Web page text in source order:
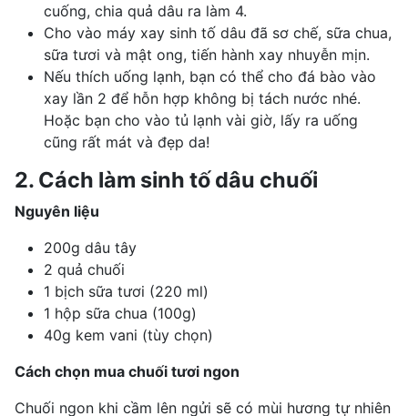
cuống, chia quả dâu ra làm 4.
Cho vào máy xay sinh tố dâu đã sơ chế, sữa chua,
sữa tươi và mật ong, tiến hành xay nhuyễn mịn.
Nếu thích uống lạnh, bạn có thể cho đá bào vào
xay lần 2 để hỗn hợp không bị tách nước nhé.
Hoặc bạn cho vào tủ lạnh vài giờ, lấy ra uống
cũng rất mát và đẹp da!
2. Cách làm sinh tố dâu chuối
Nguyên liệu
200g dâu tây
2 quả chuối
1 bịch sữa tươi (220 ml)
1 hộp sữa chua (100g)
40g kem vani (tùy chọn)
Cách chọn mua chuối tươi ngon
Chuối ngon khi cầm lên ngửi sẽ có mùi hương tự nhiên